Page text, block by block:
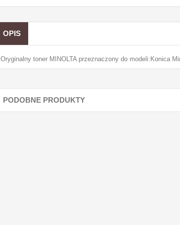
OPIS
Oryginalny toner MINOLTA przeznaczony do modeli:Konica
PODOBNE PRODUKTY